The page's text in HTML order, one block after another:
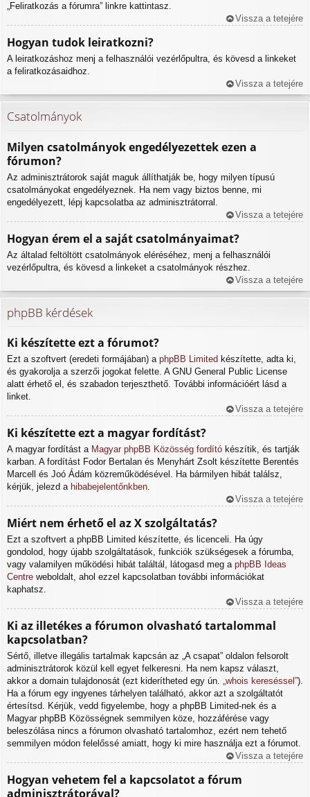
„Feliratkozás a fórumra” linkre kattintasz.
Vissza a tetejére
Hogyan tudok leiratkozni?
A leiratkozáshoz menj a felhasználói vezérlőpultra, és kövesd a linkeket
a feliratkozásaidhoz.
Vissza a tetejére
Csatolmányok
Milyen csatolmányok engedélyezettek ezen a
fórumon?
Az adminisztrátorok saját maguk állíthatják be, hogy milyen típusú
csatolmányokat engedélyeznek. Ha nem vagy biztos benne, mi
engedélyezett, lépj kapcsolatba az adminisztrátorral.
Vissza a tetejére
Hogyan érem el a saját csatolmányaimat?
Az általad feltöltött csatolmányok eléréséhez, menj a felhasználói
vezérlőpultra, és kövesd a linkeket a csatolmányok részhez.
Vissza a tetejére
phpBB kérdések
Ki készítette ezt a fórumot?
Ezt a szoftvert (eredeti formájában) a phpBB Limited készítette, adta ki,
és gyakorolja a szerzői jogokat felette. A GNU General Public License
alatt érhető el, és szabadon terjeszthető. További információért lásd a
linket.
Vissza a tetejére
Ki készítette ezt a magyar fordítást?
A magyar fordítást a Magyar phpBB Közösség fordító készítik, és tartják
karban. A fordítást Fodor Bertalan és Menyhárt Zsolt készítette Berentés
Marcell és Joó Ádám közreműködésével. Ha bármilyen hibát találsz,
kérjük, jelezd a hibabejelentőnkben.
Vissza a tetejére
Miért nem érhető el az X szolgáltatás?
Ezt a szoftvert a phpBB Limited készítette, és licenceli. Ha úgy
gondolod, hogy újabb szolgáltatások, funkciók szükségesek a fórumba,
vagy valamilyen működési hibát találtál, látogasd meg a phpBB Ideas
Centre weboldalt, ahol ezzel kapcsolatban további információkat
kaphatsz.
Vissza a tetejére
Ki az illetékes a fórumon olvasható tartalommal
kapcsolatban?
Sértő, illetve illegális tartalmak kapcsán az „A csapat” oldalon felsorolt
adminisztrátorok közül kell egyet felkeresni. Ha nem kapsz választ,
akkor a domain tulajdonosát (ezt kiderítheted egy ún. „whois kereséssel”).
Ha a fórum egy ingyenes tárhelyen található, akkor azt a szolgáltatót
értesítsd. Kérjük, vedd figyelembe, hogy a phpBB Limited-nek és a
Magyar phpBB Közösségnek semmilyen köze, hozzáférése vagy
beleszólása nincs a fórumon olvasható tartalomhoz, ezért nem tehető
semmilyen módon felelőssé amiatt, hogy ki mire használja ezt a fórumot.
Vissza a tetejére
Hogyan vehetem fel a kapcsolatot a fórum
adminisztrátorával?